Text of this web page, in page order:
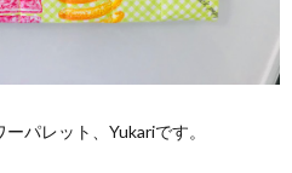
パレット、Yukariです。